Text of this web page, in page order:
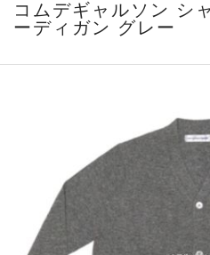
コムデギャルソン シ
ーディガン グレー